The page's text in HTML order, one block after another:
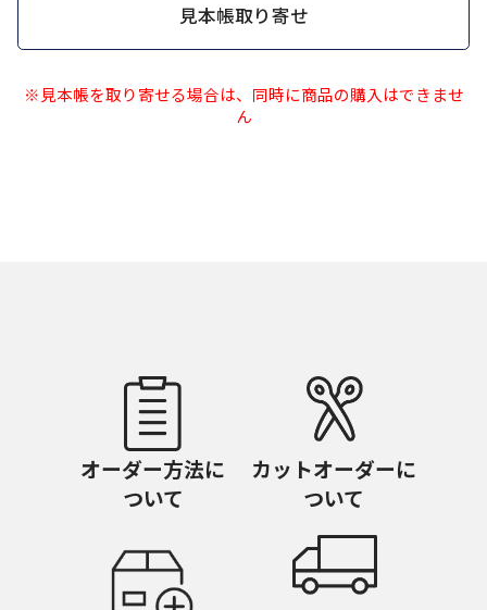
見本帳取り寄せ
※見本帳を取り寄せる場合は、同時に商品の購入はできませ
ん
オーダー方法に
ついて
カットオーダーに
ついて